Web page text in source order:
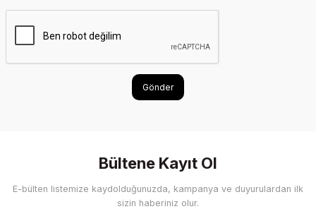
Gönder
Bültene Kayıt Ol
E-bülten listemize kaydolduğunuzda, kampanya ve duyurulardan ilk
sizin haberiniz olur.